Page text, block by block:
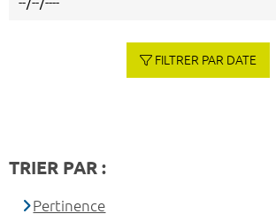
FILTRER PAR DATE
TRIER PAR :
Pertinence